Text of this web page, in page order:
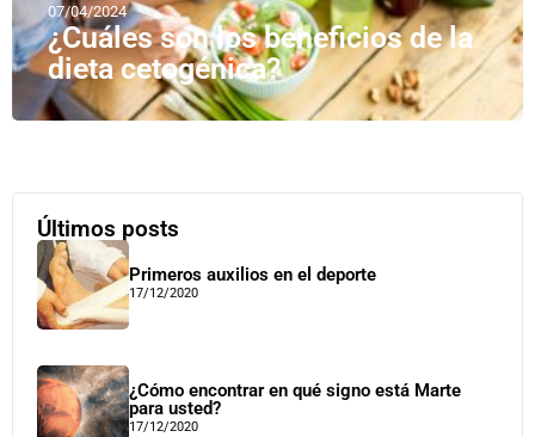
07/04/2024
¿Cuáles son los beneficios de la
dieta cetogénica?
Últimos posts
Primeros auxilios en el deporte
17/12/2020
¿Cómo encontrar en qué signo está Marte
para usted?
17/12/2020